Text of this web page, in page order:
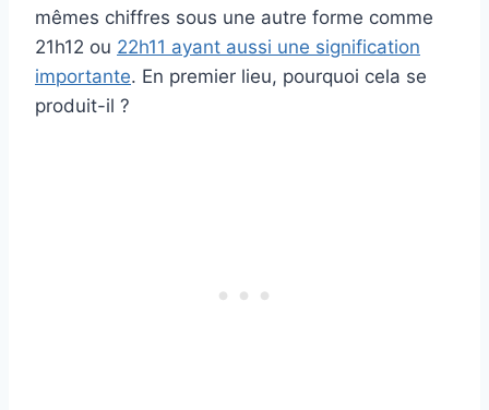
mêmes chiffres sous une autre forme comme
21h12 ou 22h11 ayant aussi une signification
importante. En premier lieu, pourquoi cela se
produit-il ?